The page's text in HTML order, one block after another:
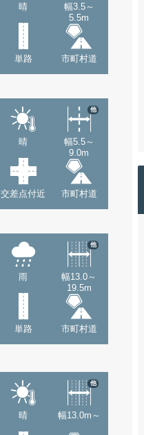
晴
幅3.5～
5.5m
単路 市町村道
晴
幅5.5～
9.0m
他
交差点付近 市町村道
雨
幅13.0～
19.5m
他
単路 市町村道
晴 幅13.0m～
他